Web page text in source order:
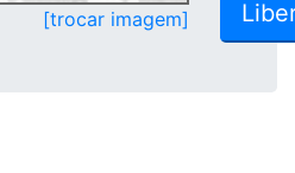
[trocar imagem]